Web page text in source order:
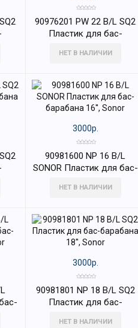
90976201 PW 22 B/L SQ2
Пластик для бас-
Sonor
НЕТ В НАЛИЧИИ
3000р.
90981600 NP 16 B/L
SONOR Пластик для бас-
НЕТ В НАЛИЧИИ
3000р.
90981801 NP 18 B/L SQ2
Пластик для бас-
НЕТ В НАЛИЧИИ